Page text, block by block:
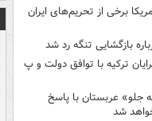
برخی از تحریم‌های ایران
بازگشایی تنگه رد شد
ترکیه با توافق دولت و پ
جلو» عربستان با پاسخ
شد